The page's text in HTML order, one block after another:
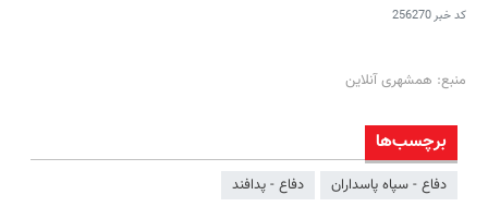
کد خبر256270
منبع: همشهری آنلاین
برچسب‌ها
دفاع - سپاه پاسداران دفاع - پدافند